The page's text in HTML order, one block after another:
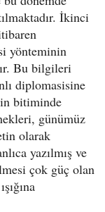
İkinci
yönteminin
Bu bilgileri
diplomasisine
bitiminde
günümüz
olarak
yazılmış ve
çok güç olan